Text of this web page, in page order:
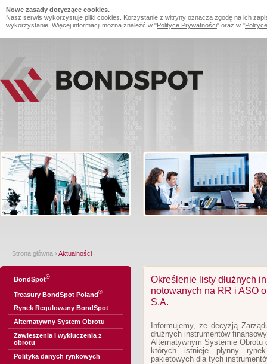
Nowe zasady dotyczące cookies.
Nasz serwis wykorzystuje pliki cookies. Korzystanie z witryny oznacza zgodę na ich
wykorzystanie. Więcej informacji można znaleźć w "Polityce Prywatności" oraz w "
Strona główna › Aktualności
BondSpot®
Treasury BondSpot Poland®
Rynek Regulowany BondSpot
Alternatywny System Obrotu
Zawieszenia i wykluczenia z
obrotu
Polityka danych rynkowych
Określenie listy dłużnych
notowanych na RR i ASO
S.A.
Informujemy, że decyzją
dłużnych instrumentów
Alternatywnym Systemie Obrotu
których istnieje płynny
pakietowych dla tych